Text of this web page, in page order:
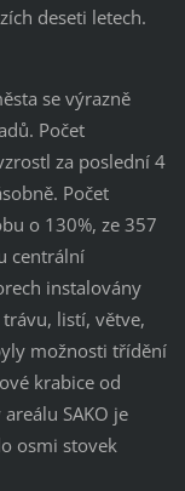
deseti letech.
se výrazně
Počet
za poslední 4
Počet
o 130%, ze 357
centrální
instalovány
listí, větve,
možnosti třídění
krabice od
SAKO je
osmi stovek